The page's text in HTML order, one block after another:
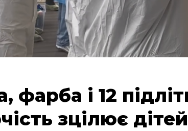
фарба і 12
зцілює дітей